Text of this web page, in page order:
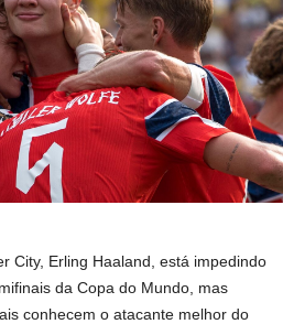
City, Erling Haaland, está impedindo
da Copa do Mundo, mas
conhecem o atacante melhor do